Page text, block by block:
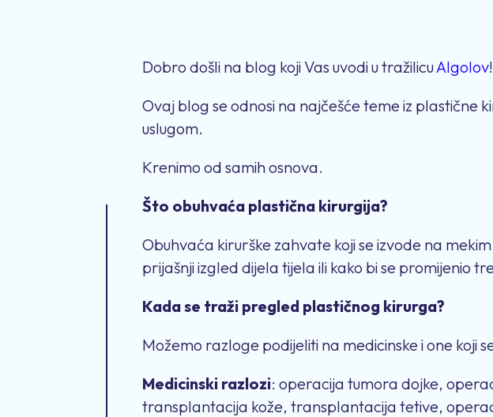
Dobro došli na blog koji Vas uvodi u tražilicuAlgolov!
Ovaj blog se odnosi na najčešće teme iz plastične
uslugom.
Krenimo od samih osnova.
Što obuhvaća plastična kirurgija?
Obuhvaća kirurške zahvate koji se izvode na
prijašnji izgled dijela tijela ili kako bi se promijenio
Kada se traži pregled plastičnog kirurga?
Možemo razloge podijeliti na medicinske i one koji
Medicinski razlozi: operacija tumora dojke,
transplantacija kože, transplantacija tetive,